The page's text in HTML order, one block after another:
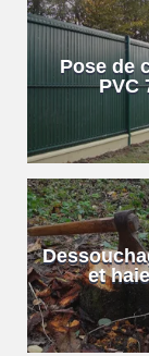
Pose de
PVC
et